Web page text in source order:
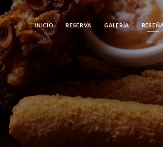
INICIO RESERVA GALERÍA RESEÑA